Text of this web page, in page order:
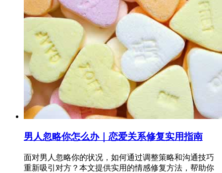
男人忽略你怎么办｜恋爱关系修复实用指南
面对男人忽略你的状况，如何通过调整策略和沟通技巧
重新吸引对方？本文提供实用的情感修复方法，帮助你